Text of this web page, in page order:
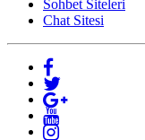
Sohbet Siteleri
Chat Sitesi